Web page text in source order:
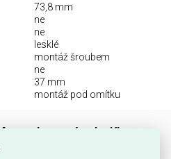
73,8 mm
ne
ne
lesklé
montáž šroubem
ne
37 mm
montáž pod omítku
s ochranným kolíkem,
A06357 68